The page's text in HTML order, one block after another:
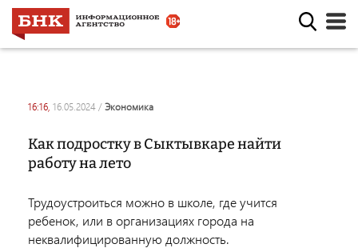
16:16, 16.05.2024 / экономика
Как подростку в Сыктывкаре найти
работу на лето
Трудоустроиться можно в школе, где учится
ребенок, или в организациях города на
неквалифицированную должность.